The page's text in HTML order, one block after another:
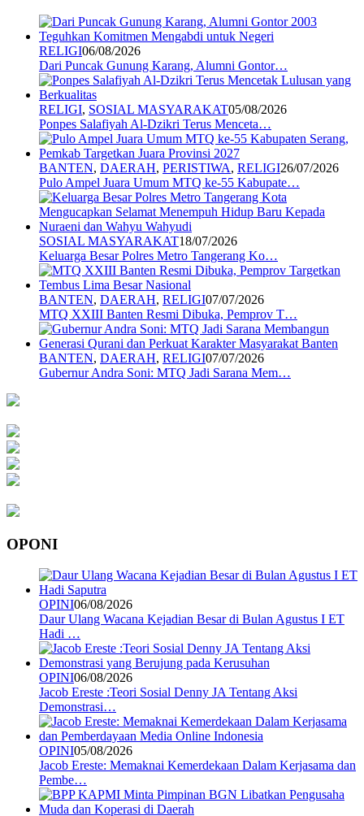
RELIGI06/08/2026
Dari Puncak Gunung Karang, Alumni Gontor…
RELIGI, SOSIAL MASYARAKAT05/08/2026
Ponpes Salafiyah Al-Dzikri Terus Menceta…
BANTEN, DAERAH, PERISTIWA, RELIGI26/07/2026
Pulo Ampel Juara Umum MTQ ke-55 Kabupate…
SOSIAL MASYARAKAT18/07/2026
Keluarga Besar Polres Metro Tangerang Ko…
BANTEN, DAERAH, RELIGI07/07/2026
MTQ XXIII Banten Resmi Dibuka, Pemprov T…
BANTEN, DAERAH, RELIGI07/07/2026
Gubernur Andra Soni: MTQ Jadi Sarana Mem…
OPONI
OPINI06/08/2026
Daur Ulang Wacana Kejadian Besar di Bulan Agustus I ET
Hadi …
OPINI06/08/2026
Jacob Ereste :Teori Sosial Denny JA Tentang Aksi
Demonstrasi…
OPINI05/08/2026
Jacob Ereste: Memaknai Kemerdekaan Dalam Kerjasama dan
Pembe…